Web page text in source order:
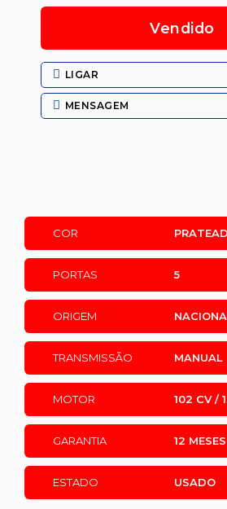
Vendido
LIGAR
MENSAGEM
COR
PORTAS 5
ORIGEM
TRANSMISSÃO MANUAL
MOTOR 102 CV /
GARANTIA 12 MESES
ESTADO USADO